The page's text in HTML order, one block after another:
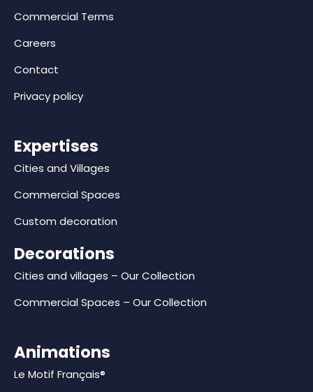
Commercial Terms
Careers
Contact
Privacy policy
Expertises
Cities and Villages
Commercial Spaces
Custom decoration
Decorations
Cities and villages – Our Collection
Commercial Spaces – Our Collection
Animations
Le Motif Français®